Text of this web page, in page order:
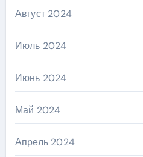
Август 2024
Июль 2024
Июнь 2024
Май 2024
Апрель 2024